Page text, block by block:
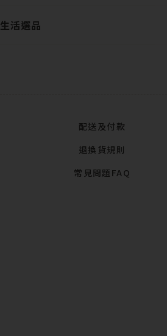
生活選品
配送及付款
退換貨規則
常見問題FAQ